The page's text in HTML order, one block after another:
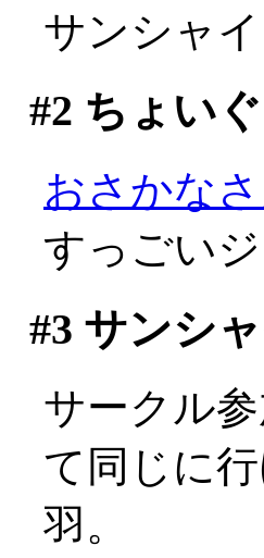
サンシャ
#2 ちょい
おさかな
すっごい
#3 サンシ
サークル
て同じに
羽。